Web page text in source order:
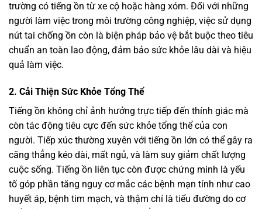
trường có tiếng ồn từ xe cộ hoặc hàng xóm. Đối với những
người làm việc trong môi trường công nghiệp, việc sử dụng
nút tai chống ồn còn là biện pháp bảo vệ bắt buộc theo tiêu
chuẩn an toàn lao động, đảm bảo sức khỏe lâu dài và hiệu
quả làm việc.
2. Cải Thiện Sức Khỏe Tổng Thể
Tiếng ồn không chỉ ảnh hưởng trực tiếp đến thính giác mà
còn tác động tiêu cực đến sức khỏe tổng thể của con
người. Tiếp xúc thường xuyên với tiếng ồn lớn có thể gây ra
căng thẳng kéo dài, mất ngủ, và làm suy giảm chất lượng
cuộc sống. Tiếng ồn liên tục còn được chứng minh là yếu
tố góp phần tăng nguy cơ mắc các bệnh mạn tính như cao
huyết áp, bệnh tim mạch, và thậm chí là tiểu đường do cơ